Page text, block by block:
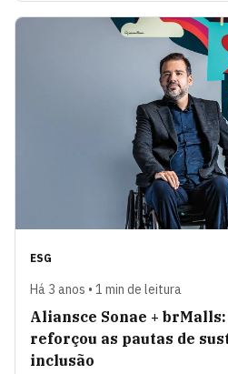
ESG
Há 3 anos • 1 min de leitura
Aliansce Sonae +
reforçou as pautas de
inclusão